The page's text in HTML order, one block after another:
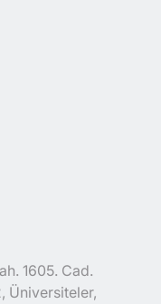
1605. Cad.
Üniversiteler,